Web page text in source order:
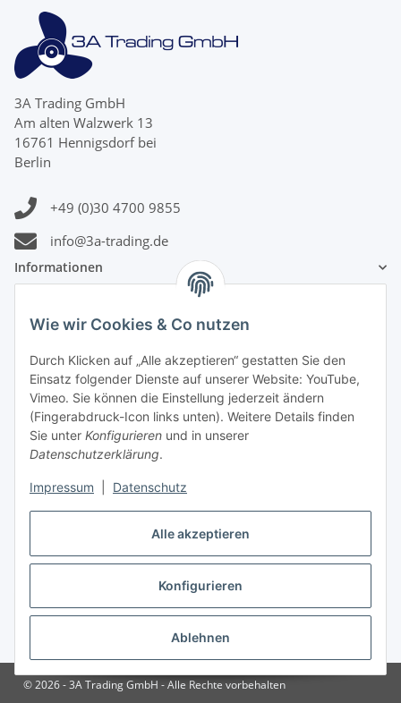
Alle akzeptieren
Konfigurieren
Ablehnen
Wie wir Cookies & Co nutzen
Durch Klicken auf „Alle akzeptieren“ gestatten Sie den
Einsatz folgender Dienste auf unserer Website: YouTube,
Vimeo. Sie können die Einstellung jederzeit ändern
(Fingerabdruck-Icon links unten). Weitere Details finden
Sie unter Konfigurieren und in unserer
Datenschutzerklärung.
Impressum Datenschutz
3A Trading GmbH
Am alten Walzwerk 13
16761 Hennigsdorf bei
Berlin
+49 (0)30 4700 9855
info@3a-trading.de
Informationen
Gesetzliche Informationen
Zahlungsinformationen
Versandinformationen
Vertrag widerrufen
* Alle Preise inkl. gesetzlicher USt., zzgl.Versand
© 2026 - 3A Trading GmbH - Alle Rechte vorbehalten